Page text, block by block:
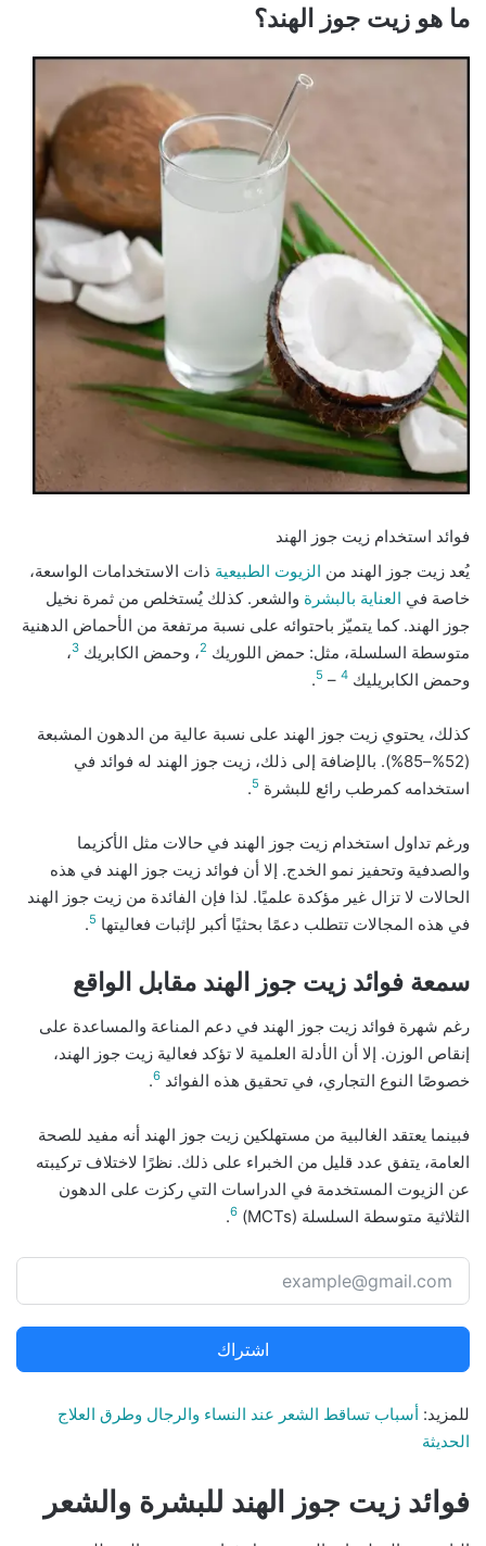
ما هو زيت جوز الهند؟
فوائد استخدام زيت جوز الهند
يُعد زيت جوز الهند من الزيوت الطبيعية ذات الاستخدامات الواسعة،
خاصة في العناية بالبشرة والشعر. كذلك يُستخلص من ثمرة نخيل
جوز الهند. كما يتميّز باحتوائه على نسبة مرتفعة من الأحماض الدهنية
متوسطة السلسلة، مثل: حمض اللوريك 2، وحمض الكابريك 3،
وحمض الكابريليك 4
–
5
.
كذلك، يحتوي زيت جوز الهند على نسبة عالية من الدهون المشبعة
(52%–85%). بالإضافة إلى ذلك، زيت جوز الهند له فوائد في
استخدامه كمرطب رائع للبشرة 5
.
ورغم تداول استخدام زيت جوز الهند في حالات مثل الأكزيما
والصدفية وتحفيز نمو الخدج. إلا أن فوائد زيت جوز الهند في هذه
الحالات لا تزال غير مؤكدة علميًا. لذا فإن الفائدة من زيت جوز الهند
في هذه المجالات تتطلب دعمًا بحثيًا أكبر لإثبات فعاليتها 5
.
سمعة فوائد زيت جوز الهند مقابل الواقع
رغم شهرة فوائد زيت جوز الهند في دعم المناعة والمساعدة على
إنقاص الوزن. إلا أن الأدلة العلمية لا تؤكد فعالية زيت جوز الهند،
خصوصًا النوع التجاري، في تحقيق هذه الفوائد 6
.
فبينما يعتقد الغالبية من مستهلكين زيت جوز الهند أنه مفيد للصحة
العامة، يتفق عدد قليل من الخبراء على ذلك. نظرًا لاختلاف تركيبته
عن الزيوت المستخدمة في الدراسات التي ركزت على الدهون
الثلاثية متوسطة السلسلة (MCTs)
6
.
اشتراك
للمزيد: أسباب تساقط الشعر عند النساء والرجال وطرق العلاج
الحديثة
فوائد زيت جوز الهند للبشرة والشعر